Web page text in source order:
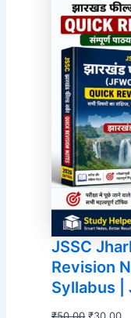
JSSC
Revision
Syllabus |
₹50.00 Original
₹30.00